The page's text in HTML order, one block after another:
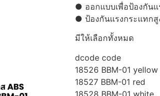
● ออกแบบเพื่อป้องกันแ
● ป้องกันแรงกระแทก
มีให้เลือกทั้งหมด
dcode code
18526 BBM-01 yellow
18527 BBM-01 red
18528 BBM-01 white